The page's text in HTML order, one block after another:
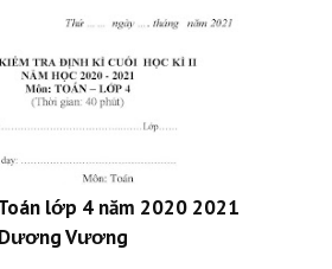
lớp 4 năm 2020 2021
Vương